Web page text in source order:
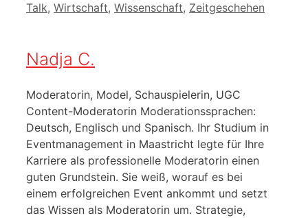
Talk, Wirtschaft, Wissenschaft, Zeitgeschehen
Nadja C.
Moderatorin, Model, Schauspielerin, UGC
Content-Moderatorin Moderationssprachen:
Deutsch, Englisch und Spanisch. Ihr Studium in
Eventmanagement in Maastricht legte für Ihre
Karriere als professionelle Moderatorin einen
guten Grundstein. Sie weiß, worauf es bei
einem erfolgreichen Event ankommt und setzt
das Wissen als Moderatorin um. Strategie,